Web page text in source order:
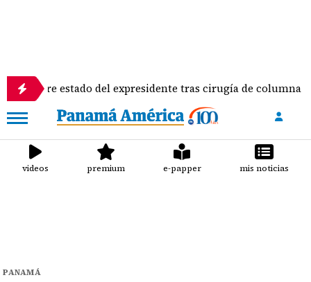
del expresidente tras cirugía de columna
videos premium e-papper mis noticias
PANAMÁ